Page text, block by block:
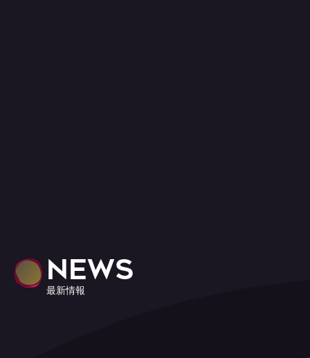
NEWS
最新情報